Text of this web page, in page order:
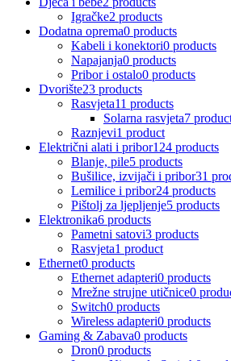
Igračke2 products
Dodatna oprema0 products
Kabeli i konektori0 products
Napajanja0 products
Pribor i ostalo0 products
Dvorište23 products
Rasvjeta11 products
Solarna rasvjeta7
Raznjevi1 product
Električni alati i pribor124 products
Blanje, pile5 products
Bušilice, izvijači i pribor31
Lemilice i pribor24 products
Pištolj za ljepljenje5 products
Elektronika6 products
Pametni satovi3 products
Rasvjeta1 product
Ethernet0 products
Ethernet adapteri0 products
Mrežne strujne utičnice0
Switch0 products
Wireless adapteri0 products
Gaming & Zabava0 products
Dron0 products